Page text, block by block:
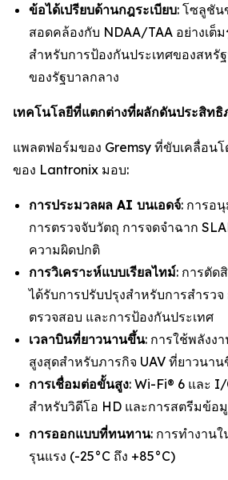
ข้อได้เปรียบด้านกฎระเบียบ: โซลูชั
สอดคล้องกับ NDAA/TAA อย่างเต็
สำหรับการป้องกันประเทศของสหรั
ของรัฐบาลกลาง
เทคโนโลยีที่แตกต่างที่ผลักดันประสิทธิ
แพลตฟอร์มของ Gremsy ที่ขับเคลื่อน
ของ Lantronix มอบ:
การประมวลผล AI บนเอดจ์: การอ
การตรวจจับวัตถุ การจดจำฉาก
ความผิดปกติ
การวิเคราะห์แบบเรียลไทม์: การตัด
ได้รับการปรับปรุงสำหรับการสำรว
ตรวจสอบ และการป้องกันประเทศ
เวลาบินที่ยาวนานขึ้น: การใช้พลังง
สูงสุดสำหรับภารกิจ UAV ที่ยาวนา
การเชื่อมต่อขั้นสูง: Wi-Fi® 6 และ
สำหรับวิดีโอ HD และการสตรีมข้อมู
การออกแบบที่ทนทาน: การทำงาน
รุนแรง (-25°C ถึง +85°C)